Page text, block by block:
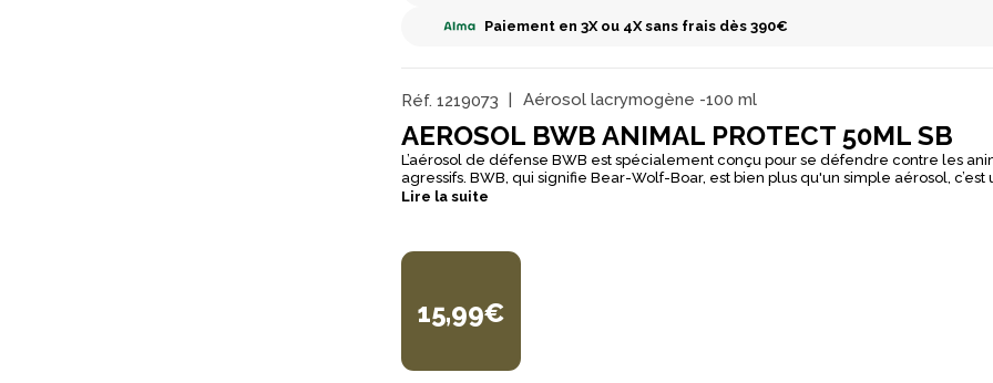
Paiement en 3X ou 4X sans frais dès 390€
Réf. 1219073 Aérosol lacrymogène -100 ml
AEROSOL BWB ANIMAL PROTECT 50ML SB
L’aérosol de défense BWB est spécialement conçu pour se défendre contre les
agressifs. BWB, qui signifie Bear-Wolf-Boar, est bien plus qu'un simple aérosol, c’est
incapacitante, neutralisante et répulsive. Sa formule innovante, renforcée en capsicum et piment,
aérosol BWB est efficace dans toutes les situations, y compris par temps venteux,
protection fiable en plein air. La bombe de défense BWB permet de neutraliser et
strictes des catégories D et B. Il est crucial de noter que le port et le transport de
agression ou lacrymogène sont interdits, sauf motif légitime. La vente d'aérosols de
Lire la suite
15,99€